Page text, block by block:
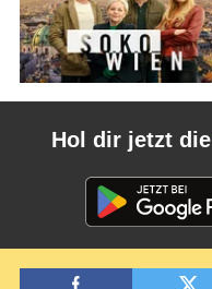
Hol dir jetzt die